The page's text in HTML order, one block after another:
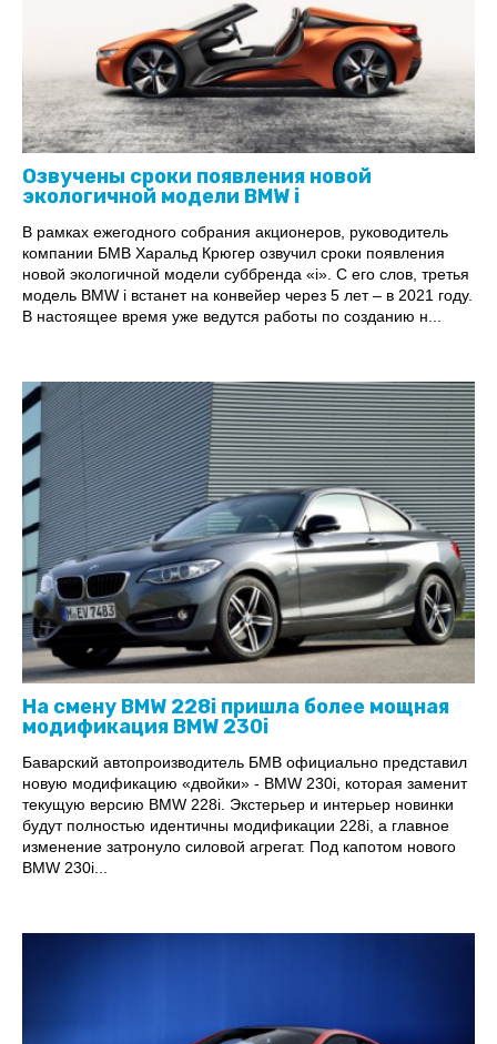
Озвучены сроки появления новой
экологичной модели BMW i
В рамках ежегодного собрания акционеров, руководитель
компании БМВ Харальд Крюгер озвучил сроки появления
новой экологичной модели суббренда «i». С его слов, третья
модель BMW i встанет на конвейер через 5 лет – в 2021 году.
В настоящее время уже ведутся работы по созданию н...
На смену BMW 228i пришла более мощная
модификация BMW 230i
Баварский автопроизводитель БМВ официально представил
новую модификацию «двойки» - BMW 230i, которая заменит
текущую версию BMW 228i. Экстерьер и интерьер новинки
будут полностью идентичны модификации 228i, а главное
изменение затронуло силовой агрегат. Под капотом нового
BMW 230i...